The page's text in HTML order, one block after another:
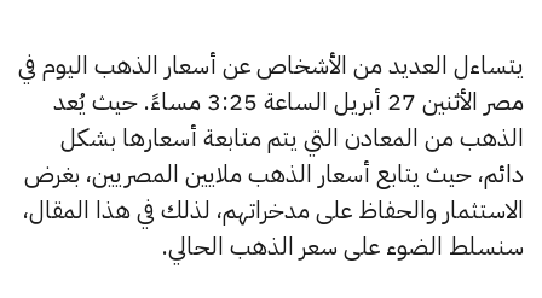
يتساءل العديد من الأشخاص عن أسعار الذهب اليوم في
مصر الأثنين 27 أبريل الساعة 3:25 مساءً. حيث يُعد
الذهب من المعادن التي يتم متابعة أسعارها بشكل
دائم، حيث يتابع أسعار الذهب ملايين المصريين، بغرض
الاستثمار والحفاظ على مدخراتهم، لذلك في هذا المقال،
سنسلط الضوء على سعر الذهب الحالي.